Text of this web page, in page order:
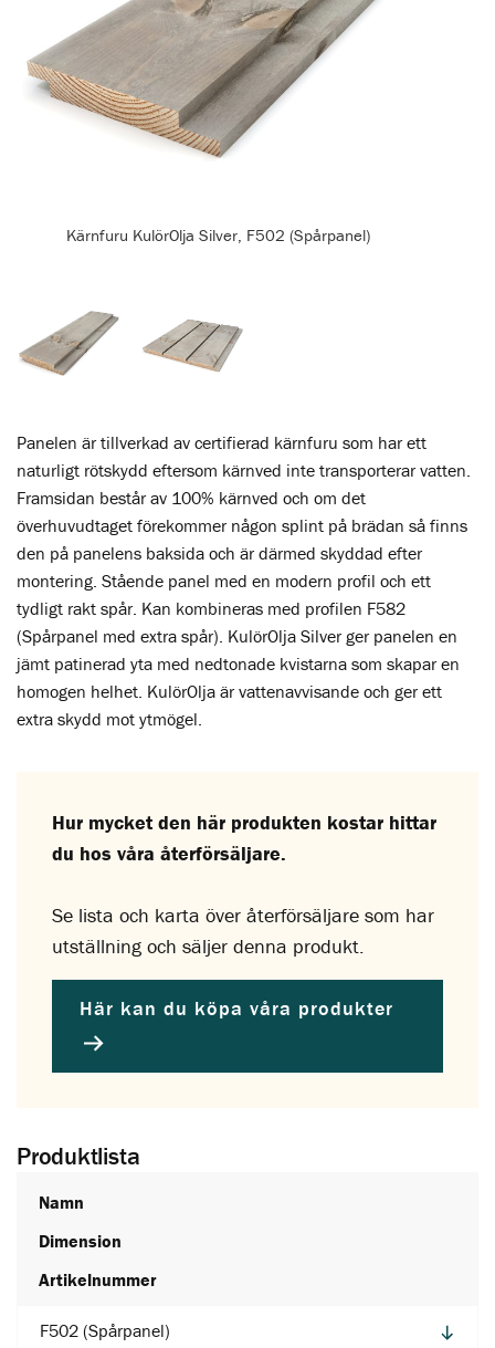
Panelen är tillverkad av certifierad kärnfuru som har ett
naturligt rötskydd eftersom kärnved inte transporterar vatten.
Framsidan består av 100% kärnved och om det
överhuvudtaget förekommer någon splint på brädan så finns
den på panelens baksida och är därmed skyddad efter
montering. Stående panel med en modern profil och ett
tydligt rakt spår. Kan kombineras med profilen F582
(Spårpanel med extra spår). KulörOlja Silver ger panelen en
jämt patinerad yta med nedtonade kvistarna som skapar en
homogen helhet. KulörOlja är vattenavvisande och ger ett
extra skydd mot ytmögel.
Hur mycket den här produkten kostar hittar
du hos våra återförsäljare.
Se lista och karta över återförsäljare som har
utställning och säljer denna produkt.
Här kan du köpa våra produkter
Produktlista
Namn
Dimension
Artikelnummer
F502 (Spårpanel)
Kärnfuru KulörOlja Silver, F502 (Spårpanel)